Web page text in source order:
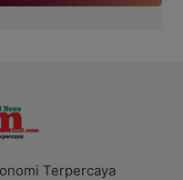
Terpercaya